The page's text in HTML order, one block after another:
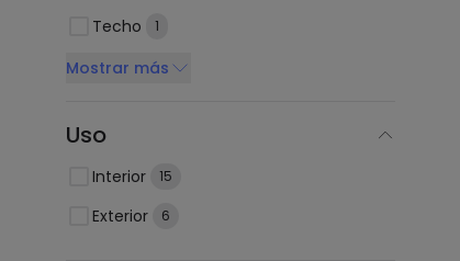
Techo 1
Mostrar más
Uso
Interior 15
Exterior 6